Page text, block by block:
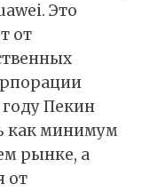
Это
от
Пекин
как минимум
рынке, а
от